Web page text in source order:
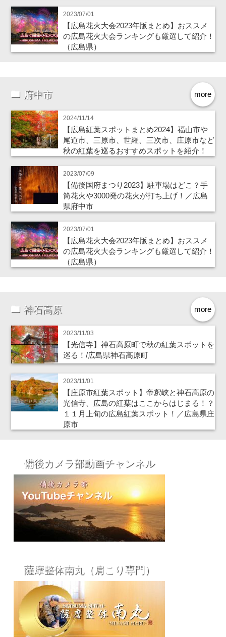
2023/07/01
【広島花火大会2023年版まとめ】おススメ
の広島花火大会ランキングも厳選して紹介！
（広島県）
more
府中市
2024/11/14
【広島紅葉スポットまとめ2024】福山市や
尾道市、三原市、世羅、三次市、庄原市など
秋の紅葉を巡るおすすめスポットを紹介！
2023/07/09
【備後国府まつり2023】駐車場はどこ？手
筒花火や3000発の花火が打ち上げ！／広島
県府中市
2023/07/01
【広島花火大会2023年版まとめ】おススメ
の広島花火大会ランキングも厳選して紹介！
（広島県）
more
神石高原
2023/11/03
【光信寺】神石高原町で秋の紅葉スポットを
巡る！/広島県神石高原町
2023/11/01
【庄原市紅葉スポット】帝釈峡と神石高原の
光信寺、広島の紅葉はここからはじまる！？
１１月上旬の広島紅葉スポット！／広島県庄
原市
備後カメラ部動画チャンネル
薩摩整体南丸（肩こり専門）